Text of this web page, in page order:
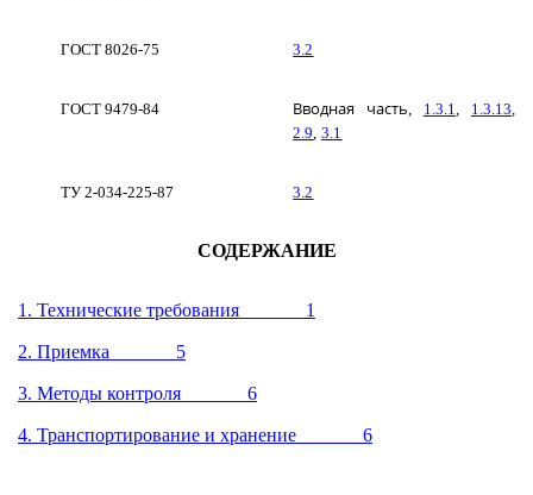
ГОСТ 8026-75 3.2
ГОСТ 9479-84 Вводная часть, 1.3.1, 1.3.13,
2.9, 3.1
ТУ 2-034-225-87 3.2
СОДЕРЖАНИЕ
1. Технические требования 1
2. Приемка 5
3. Методы контроля 6
4. Транспортирование и хранение 6